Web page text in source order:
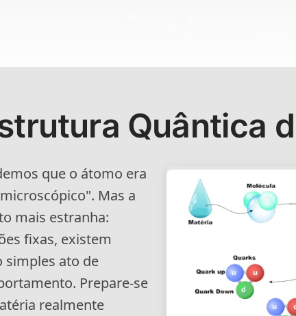
Quântica
que o átomo era
Mas a
mais estranha:
fixas, existem
simples ato de
Prepare-se
realmente